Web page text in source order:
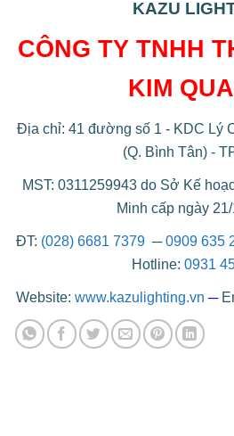
KAZU
CÔNG TY TNHH
KIM
Địa chỉ: 41 đường số 1 - KDC Lý
(Q. Bình Tân) -
MST: 0311259943 do Sở Kế
Minh cấp ngày
ĐT: (028) 6681 7379 ─0909 635
Hotline: 0931
Website: www.kazulighting.vn ─